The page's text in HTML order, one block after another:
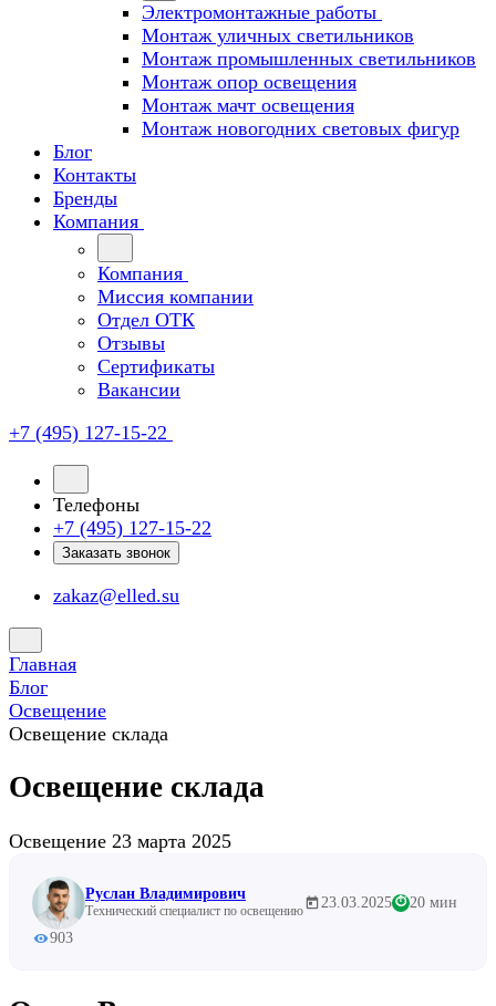
Электромонтажные работы
Монтаж уличных светильников
Монтаж промышленных светильников
Монтаж опор освещения
Монтаж мачт освещения
Монтаж новогодних световых фигур
Блог
Контакты
Бренды
Компания
Компания
Миссия компании
Отдел ОТК
Отзывы
Сертификаты
Вакансии
+7 (495) 127-15-22
Телефоны
+7 (495) 127-15-22
Заказать звонок
zakaz@elled.su
Главная
Блог
Освещение
Освещение склада
Освещение склада
Освещение 23 марта 2025
Руслан Владимирович
Технический специалист по освещению
23.03.2025 ⏱ 20 мин
903